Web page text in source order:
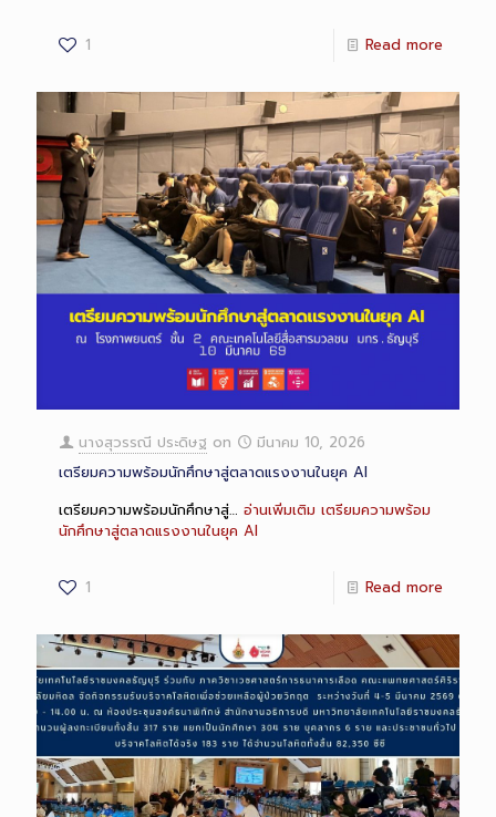
1 Read more
นางสุวรรณี ประดิษฐ on
มีนาคม 10, 2026
เตรียมความพร้อมนักศึกษาสู่ตลาดแรงงานในยุค AI
เตรียมความพร้อมนักศึกษาสู่… อ่านเพิ่มเติม เตรียมความพร้อม
นักศึกษาสู่ตลาดแรงงานในยุค AI
1 Read more